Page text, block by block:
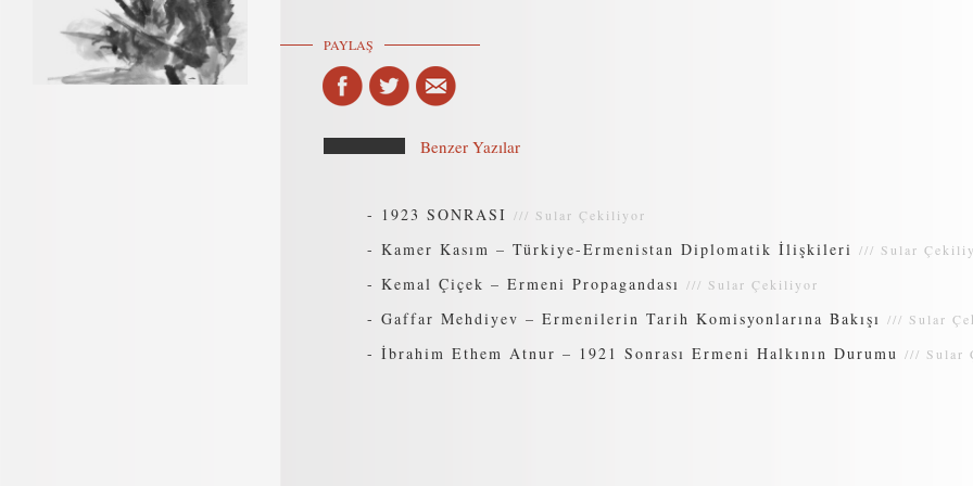
PAYLAŞ
Benzer Yazılar
- 1923 SONRASI /// Sular Çekiliyor
- Kamer Kasım – Türkiye-Ermenistan Diplomatik İlişkileri /// Sular
- Kemal Çiçek – Ermeni Propagandası /// Sular Çekiliyor
- Gaffar Mehdiyev – Ermenilerin Tarih Komisyonlarına Bakışı /// Sular
- İbrahim Ethem Atnur – 1921 Sonrası Ermeni Halkının Durumu /// Sular